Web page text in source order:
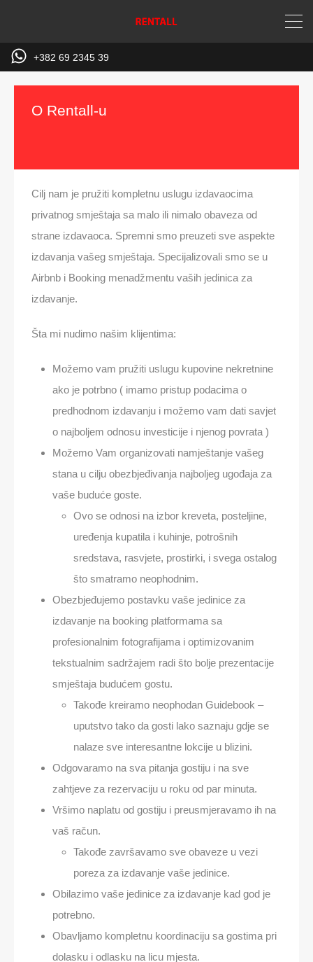
+382 69 2345 39
O Rentall-u
Cilj nam je pružiti kompletnu uslugu izdavaocima
privatnog smještaja sa malo ili nimalo obaveza od
strane izdavaoca. Spremni smo preuzeti sve aspekte
izdavanja vašeg smještaja. Specijalizovali smo se u
Airbnb i Booking menadžmentu vaših jedinica za
izdavanje.
Šta mi nudimo našim klijentima:
Možemo vam pružiti uslugu kupovine nekretnine
ako je potrbno ( imamo pristup podacima o
predhodnom izdavanju i možemo vam dati savjet
o najboljem odnosu investicije i njenog povrata )
Možemo Vam organizovati namještanje vašeg
stana u cilju obezbjeđivanja najboljeg ugođaja za
vaše buduće goste.
Ovo se odnosi na izbor kreveta, posteljine,
uređenja kupatila i kuhinje, potrošnih
sredstava, rasvjete, prostirki, i svega ostalog
što smatramo neophodnim.
Obezbjeđujemo postavku vaše jedinice za
izdavanje na booking platformama sa
profesionalnim fotografijama i optimizovanim
tekstualnim sadržajem radi što bolje prezentacije
smještaja budućem gostu.
Takođe kreiramo neophodan Guidebook –
uputstvo tako da gosti lako saznaju gdje se
nalaze sve interesantne lokcije u blizini.
Odgovaramo na sva pitanja gostiju i na sve
zahtjeve za rezervaciju u roku od par minuta.
Vršimo naplatu od gostiju i preusmjeravamo ih na
vaš račun.
Takođe završavamo sve obaveze u vezi
poreza za izdavanje vaše jedinice.
Obilazimo vaše jedinice za izdavanje kad god je
potrebno.
Obavljamo kompletnu koordinaciju sa gostima pri
dolasku i odlasku na licu mjesta.